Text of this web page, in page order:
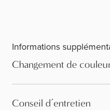
Informations
Changement de
Conseil d’entretien